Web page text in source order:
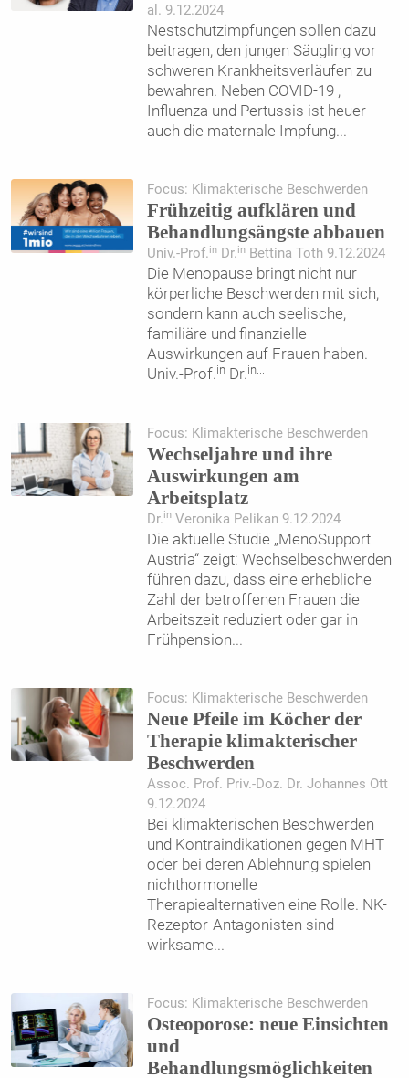
al. 9.12.2024
Nestschutzimpfungen sollen dazu
beitragen, den jungen Säugling vor
schweren Krankheitsverläufen zu
bewahren. Neben COVID-19 ,
Influenza und Pertussis ist heuer
auch die maternale Impfung...
Focus: Klimakterische Beschwerden
Frühzeitig aufklären und
Behandlungsängste abbauen
Univ.-Prof.inDr.inBettina Toth 9.12.2024
Die Menopause bringt nicht nur
körperliche Beschwerden mit sich,
sondern kann auch seelische,
familiäre und finanzielle
Auswirkungen auf Frauen haben.
Univ.-Prof.inDr.in...
Focus: Klimakterische Beschwerden
Wechseljahre und ihre
Auswirkungen am
Arbeitsplatz
Dr. inVeronika Pelikan 9.12.2024
Die aktuelle Studie „MenoSupport
Austria“ zeigt: Wechselbeschwerden
führen dazu, dass eine erhebliche
Zahl der betroffenen Frauen die
Arbeitszeit reduziert oder gar in
Frühpension...
Focus: Klimakterische Beschwerden
Neue Pfeile im Köcher der
Therapie klimakterischer
Beschwerden
Assoc. Prof. Priv.-Doz. Dr. Johannes Ott
9.12.2024
Bei klimakterischen Beschwerden
und Kontraindikationen gegen MHT
oder bei deren Ablehnung spielen
nichthormonelle
Therapiealternativen eine Rolle. NK-
Rezeptor-Antagonisten sind
wirksame...
Focus: Klimakterische Beschwerden
Osteoporose: neue Einsichten
und
Behandlungsmöglichkeiten